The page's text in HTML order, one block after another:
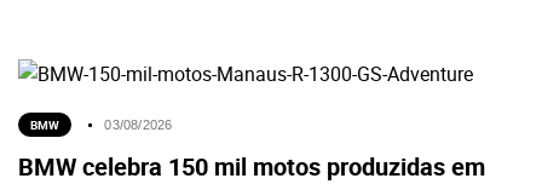
BMW 03/08/2026
BMW celebra 150 mil motos produzidas em